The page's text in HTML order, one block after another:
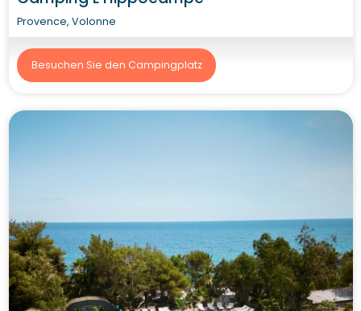
Provence, Volonne
Besuchen Sie den Campingplatz